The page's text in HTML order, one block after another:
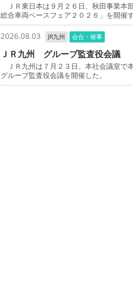
ＪＲ東日本は９月２６日、秋田事業本
総合車両ベースフェア２０２６」を開催す
2026.08.03 JR九州 会合・催事
ＪＲ九州 グループ監査役会議
ＪＲ九州は７月２３日、本社会議室で
グループ監査役会議を開催した。